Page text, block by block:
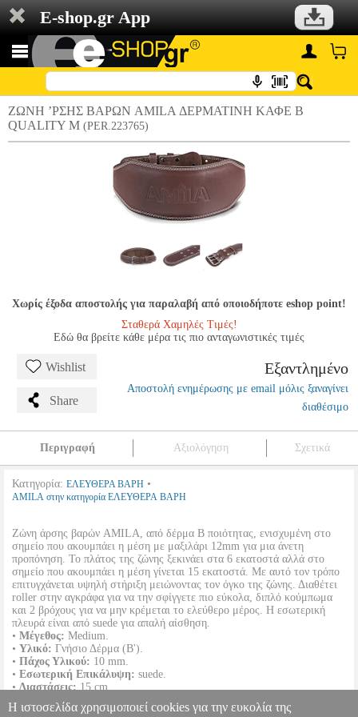
E-shop.gr App
ΖΩΝΗ ’ΡΣΗΣ ΒΑΡΩΝ AMILA ΔΕΡΜΑΤΙΝΗ ΚΑΦΕ B
QUALITY M (PER.223765)
Χωρίς έξοδα αποστολής για παραλαβή από οποιοδήποτε eshop point!
Σταθερά Χαμηλές Τιμές!
Εδώ θα βρείτε κάθε μέρα τις πιο ανταγωνιστικές τιμές
Wishlist
Share
Εξαντλημένο
Αποστολή ενημέρωσης με email μόλις ξαναγίνει
διαθέσιμο
Περιγραφή Αξιολόγηση Σχετικά
Κατηγορία: ΕΛΕΥΘΕΡΑ ΒΑΡΗ •
AMILA στην κατηγορία ΕΛΕΥΘΕΡΑ ΒΑΡΗ
Ζώνη άρσης βαρών AMILA, από δέρμα Β ποιότητας, ενισχυμένη στο
σημείο που ακουμπάει η μέση με μαξιλάρι 12mm για μια άνετη
προπόνηση. Το πλάτος της ζώνης ξεκινάει στα 6 εκατοστά αλλά στο
σημείο που ακουμπάει η μέση γίνεται 15 εκατοστά. Με αυτό τον τρόπο
επιτυγχάνεται υψηλή στήριξη μειώνοντας τον όγκο της ζώνης. Διαθέτει
roller στην αγκράφα για να την σφίγγετε πιο εύκολα, διπλό κούμπωμα
και 2 βρόχους για να μην κρέμεται το ελεύθερο μέρος. Η εσωτερική
πλευρά είναι από suede για απαλή αίσθηση.
• Μέγεθος: Medium.
• Υλικό: Γνήσιο Δέρμα (B').
• Πάχος Υλικού: 10 mm.
• Εσωτερική Επικάλυψη: suede.
•Διαστάσεις:15 cm.
•
Κατάλληλο για Μέση:
70-90 cm.
• Χρώμα:Καφέ Σκούρο.
Η ιστοσελίδα χρησιμοποιεί cookies για την ευκολία της